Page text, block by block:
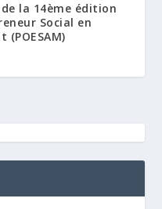
la 14ème édition
Social en